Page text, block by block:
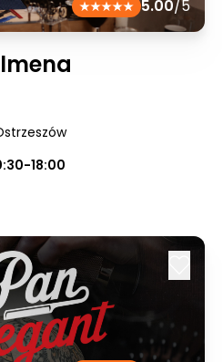
5.00/5
18:00